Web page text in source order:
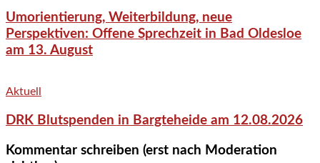
Umorientierung, Weiterbildung, neue
Perspektiven: Offene Sprechzeit in Bad Oldesloe
am 13. August
Aktuell
DRK Blutspenden in Bargteheide am 12.08.2026
Kommentar schreiben (erst nach Moderation